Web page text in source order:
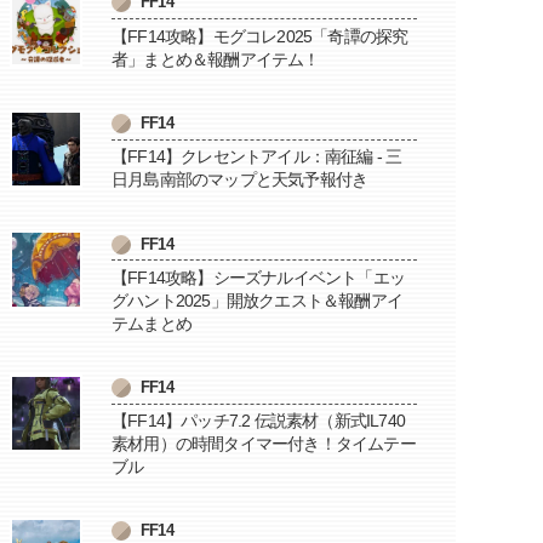
【FF14攻略】モグコレ2025「奇譚の探究
者」まとめ＆報酬アイテム！
FF14
【FF14】クレセントアイル：南征編 - 三
日月島南部のマップと天気予報付き
FF14
【FF14攻略】シーズナルイベント「エッ
グハント2025」開放クエスト＆報酬アイ
テムまとめ
FF14
【FF14】パッチ7.2 伝説素材（新式IL740
素材用）の時間タイマー付き！タイムテー
ブル
FF14